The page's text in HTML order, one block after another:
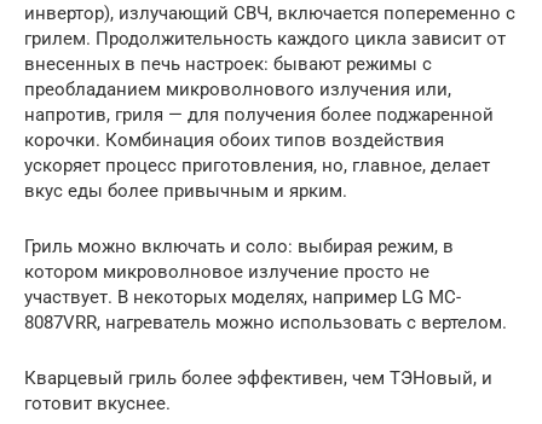
инвертор), излучающий СВЧ, включается попеременно с
грилем. Продолжительность каждого цикла зависит от
внесенных в печь настроек: бывают режимы с
преобладанием микроволнового излучения или,
напротив, гриля — для получения более поджаренной
корочки. Комбинация обоих типов воздействия
ускоряет процесс приготовления, но, главное, делает
вкус еды более привычным и ярким.
Гриль можно включать и соло: выбирая режим, в
котором микроволновое излучение просто не
участвует. В некоторых моделях, например LG MC-
8087VRR, нагреватель можно использовать с вертелом.
Кварцевый гриль более эффективен, чем ТЭНовый, и
готовит вкуснее.